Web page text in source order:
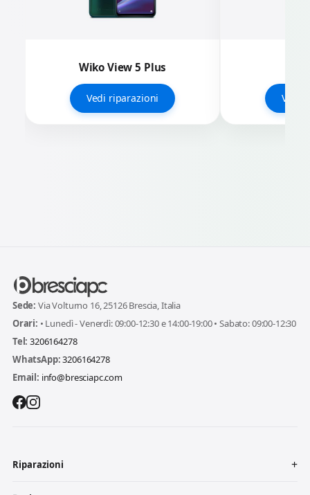
Wiko View 5 Plus
Vedi riparazioni Vedi
Sede: Via Volturno 16, 25126 Brescia, Italia
Orari: • Lunedì - Venerdì: 09:00-12:30 e 14:00-19:00 • Sabato: 09:00-12:30
Tel: 3206164278
WhatsApp:3206164278
Email: info@bresciapc.com
Riparazioni